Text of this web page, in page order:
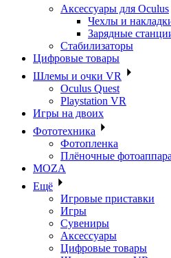
Аксессуары для Oculus
Чехлы и
Зарядные
Стабилизаторы
Цифровые товары
Шлемы и очки VR
Oculus Quest
Playstation VR
Игры на двоих
Фототехника
Фотопленка
Плёночные
MOZA
Ещё
Игровые приставки
Игры
Сувениры
Аксессуары
Цифровые товары